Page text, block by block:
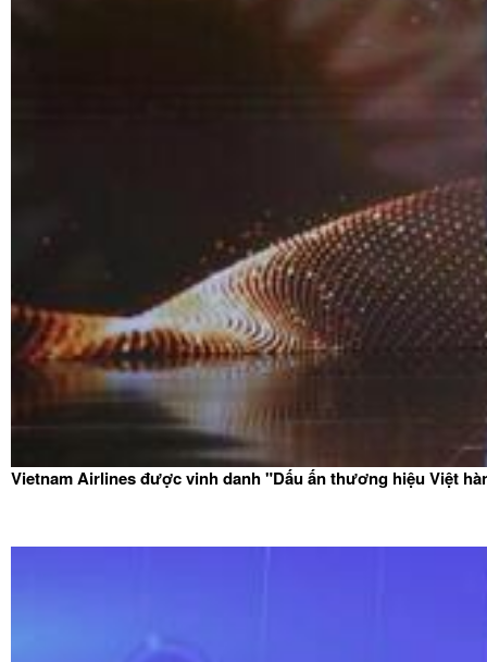
Vietnam Airlines được vinh danh "Dấu ấn thương hiệu Việt